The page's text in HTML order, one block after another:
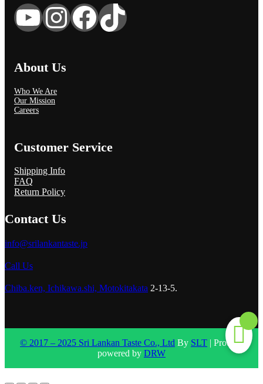
YouTube Instagram Facebook TikTok
About Us
Who We Are
Our Mission
Careers
Customer Service
Shipping Info
FAQ
Return Policy
Contact Us
info@srilankantaste.jp
Call Us
Chiba.ken, Ichikawa.shi, Motokitakata 2-13-5.
© 2017 – 2025 Sri Lankan Taste Co., Ltd By SLT | Proudly
powered by DRW